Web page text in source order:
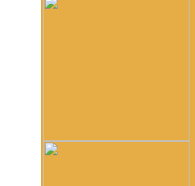
Võ Như Hoàng Phước :
lại phát tích từ ông Võ Như